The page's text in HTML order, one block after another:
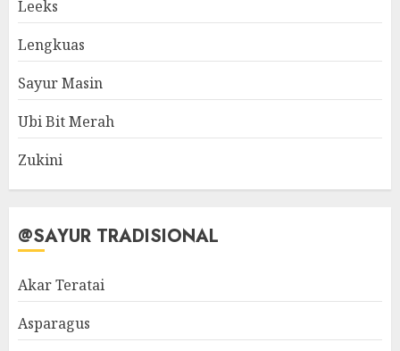
Leeks
Lengkuas
Sayur Masin
Ubi Bit Merah
Zukini
@SAYUR TRADISIONAL
Akar Teratai
Asparagus